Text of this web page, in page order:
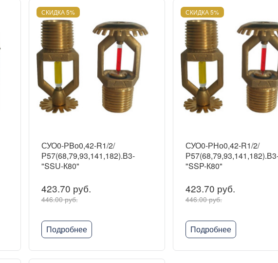
СКИДКА 5%
СУО0-РBо0,42-R1/2/
Р57(68,79,93,141,182).В3-
"SSU-К80"
423.70 руб.
446.00 руб.
Подробнее
СКИДКА 5%
СУО0-РНо0,42-R1/2/
"SSP-К80"
423.70 руб.
446.00 руб.
Подробнее